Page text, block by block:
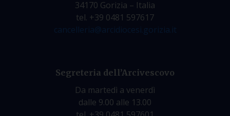
34170 Gorizia – Italia
tel. +39 0481 597617
cancelleria@arcidiocesi.gorizia.it
Segreteria dell’Arcivescovo
Da martedì a venerdì
dalle 9.00 alle 13.00